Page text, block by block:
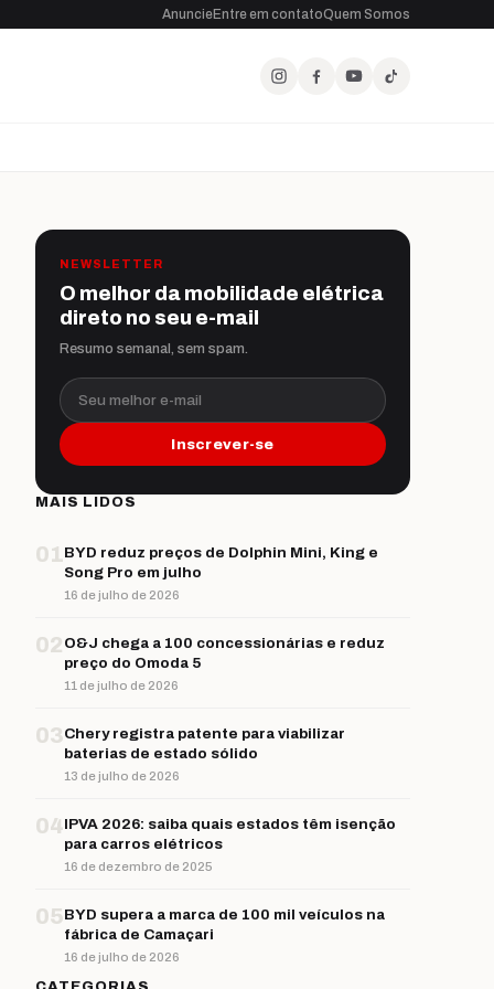
AnuncieEntre em contatoQuem Somos
NEWSLETTER
O melhor da mobilidade elétrica
direto no seu e-mail
Resumo semanal, sem spam.
Seu melhor e-mail
Inscrever-se
MAIS LIDOS
01BYD reduz preços de Dolphin Mini, King e
Song Pro em julho
16 de julho de 2026
02 O&J chega a 100 concessionárias e reduz
preço do Omoda 5
11 de julho de 2026
03Chery registra patente para viabilizar
baterias de estado sólido
13 de julho de 2026
04IPVA 2026: saiba quais estados têm isenção
para carros elétricos
16 de dezembro de 2025
05BYD supera a marca de 100 mil veículos na
fábrica de Camaçari
16 de julho de 2026